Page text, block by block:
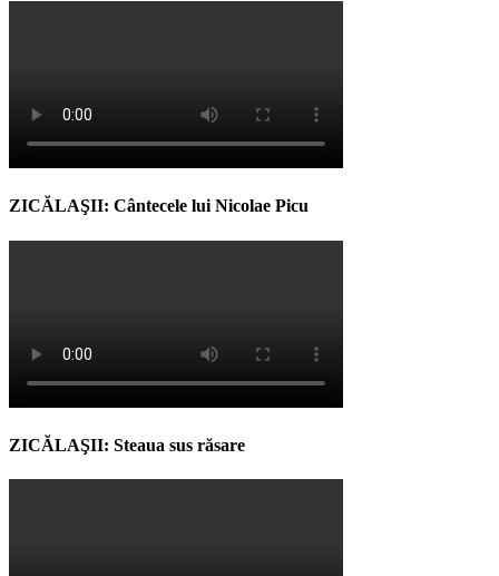
ZICĂLAŞII: Cântecele lui Nicolae Picu
ZICĂLAŞII: Steaua sus răsare